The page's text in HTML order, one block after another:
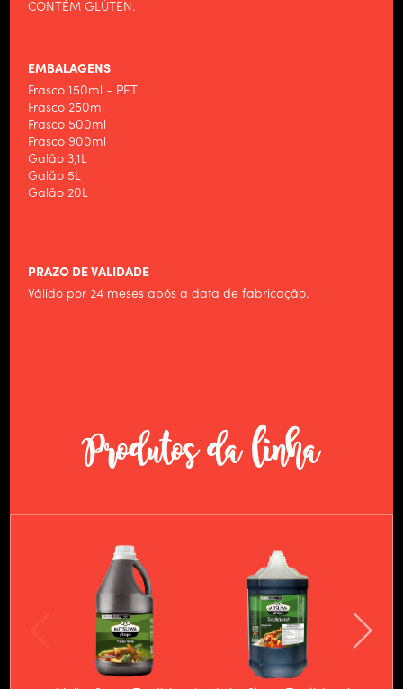
TRABALHE CONOSCO
CONTÉM GLÚTEN.
EMBALAGENS
Frasco 150ml - PET
Frasco 250ml
Frasco 500ml
Frasco 900ml
Galão 3,1L
Galão 5L
Galão 20L
PRAZO DE VALIDADE
Válido por 24 meses após a data de fabricação.
Produtos da linha